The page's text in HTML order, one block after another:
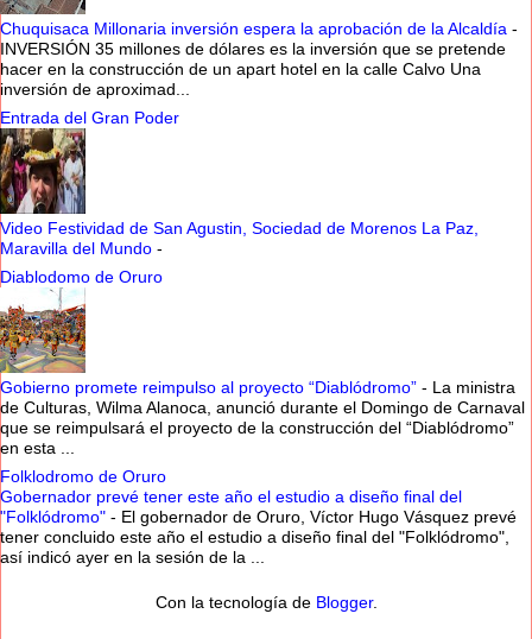
Chuquisaca Millonaria inversión espera la aprobación de la Alcaldía -
INVERSIÓN 35 millones de dólares es la inversión que se pretende
hacer en la construcción de un apart hotel en la calle Calvo Una
inversión de aproximad...
Entrada del Gran Poder
Video Festividad de San Agustin, Sociedad de Morenos La Paz,
Maravilla del Mundo -
Diablodomo de Oruro
Gobierno promete reimpulso al proyecto “Diablódromo” - La ministra
de Culturas, Wilma Alanoca, anunció durante el Domingo de Carnaval
que se reimpulsará el proyecto de la construcción del “Diablódromo”
en esta ...
Folklodromo de Oruro
Gobernador prevé tener este año el estudio a diseño final del
"Folklódromo" - El gobernador de Oruro, Víctor Hugo Vásquez prevé
tener concluido este año el estudio a diseño final del "Folklódromo",
así indicó ayer en la sesión de la ...
Con la tecnología de Blogger.